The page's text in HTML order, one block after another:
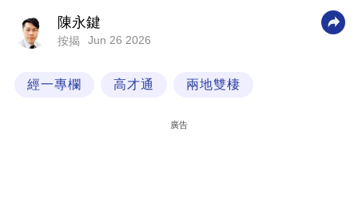
科
陳永鍵
按揭 Jun 26 2026
經一專欄 高才通 兩地雙棲
廣告